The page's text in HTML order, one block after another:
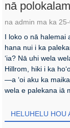
nā
na admin ma ka
I loko o nā halemai
hana nui i ka
ʻia? Nā uhi wela
Hillrom, hiki i ka
—a ʻoi aku ka
wela e palekana iā
HELUHELU HOU